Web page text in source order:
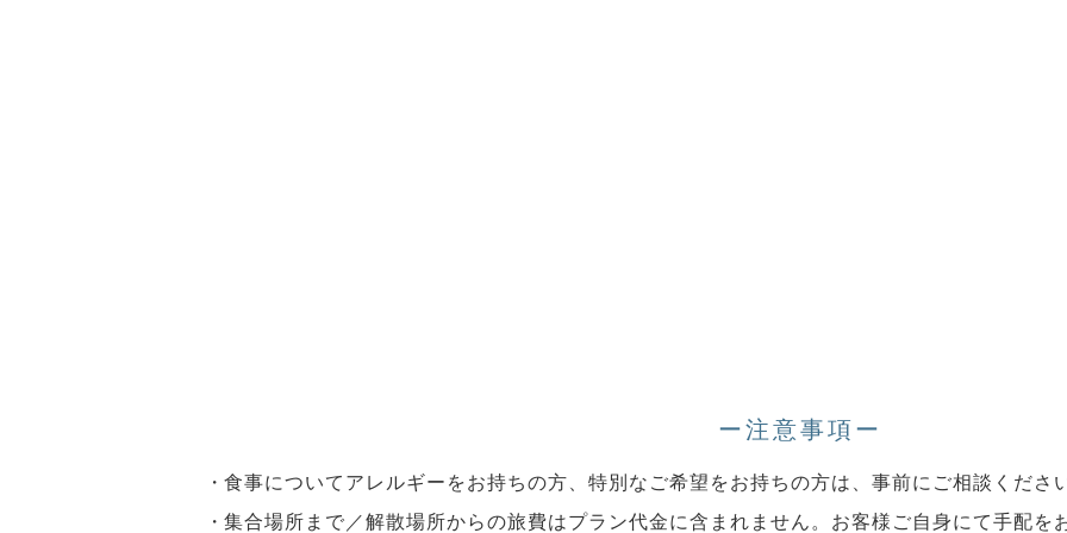
ー注意事項ー
食事についてアレルギーをお持ちの方、特別なご希望をお持ちの方は、事前にご相談くださ
集合場所まで／解散場所からの旅費はプラン代金に含まれません。お客様ご自身にて手配を